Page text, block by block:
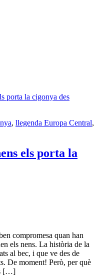
, llegenda Europa Central,
els porta la
compromesa quan han
els nens. La història de la
al bec, i que ve des de
De moment! Però, per què
[…]